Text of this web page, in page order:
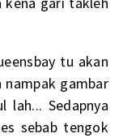
tu akan
gambar
lah... Sedapnya
sebab tengok